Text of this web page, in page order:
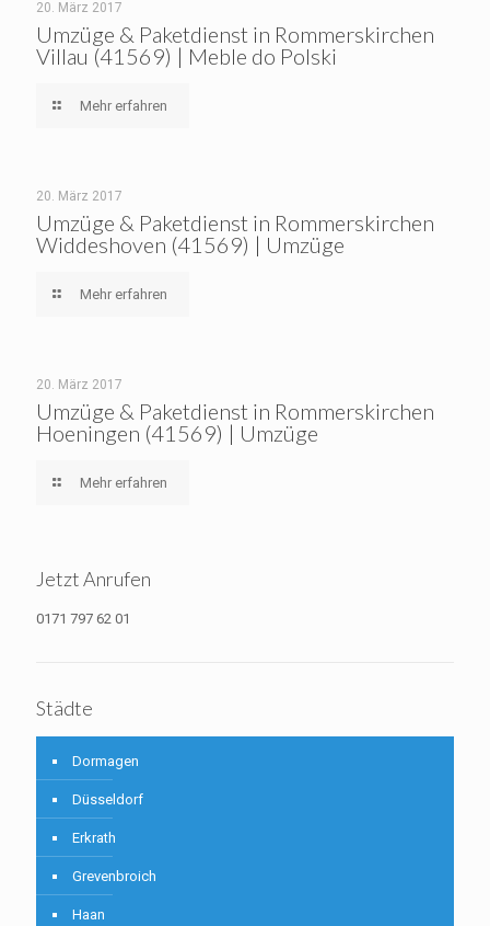
20. März 2017
Umzüge & Paketdienst in Rommerskirchen
Villau (41569) | Meble do Polski
Mehr erfahren
20. März 2017
Umzüge & Paketdienst in Rommerskirchen
Widdeshoven (41569) | Umzüge
Mehr erfahren
20. März 2017
Umzüge & Paketdienst in Rommerskirchen
Hoeningen (41569) | Umzüge
Mehr erfahren
Jetzt Anrufen
0171 797 62 01
Städte
Dormagen
Düsseldorf
Erkrath
Grevenbroich
Haan